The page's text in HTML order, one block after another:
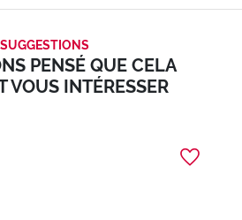
SUGGESTIONS
PENSÉ QUE CELA
VOUS INTÉRESSER